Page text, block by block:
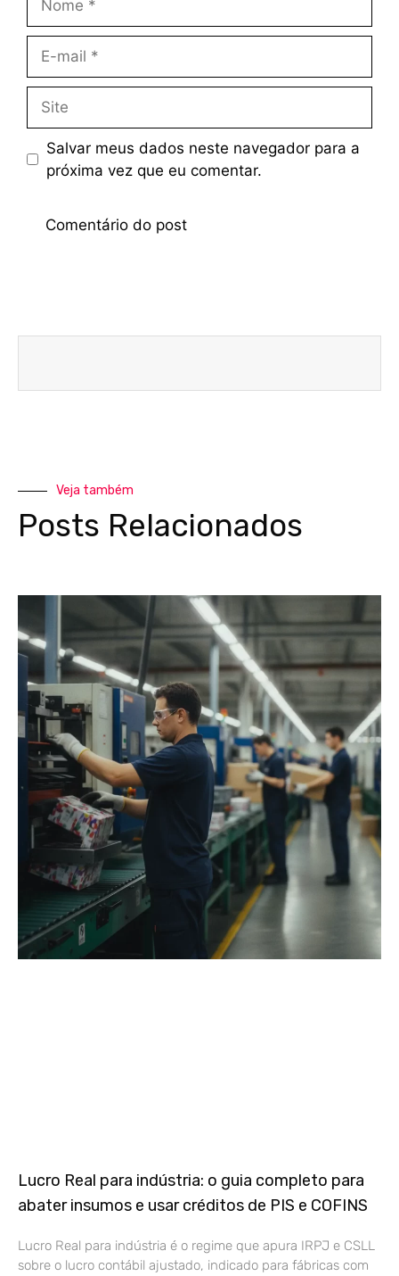
Salvar meus dados neste navegador para a
próxima vez que eu comentar.
Veja também
Posts Relacionados
Lucro Real para indústria: o guia completo para
abater insumos e usar créditos de PIS e COFINS
Lucro Real para indústria é o regime que apura IRPJ e CSLL
sobre o lucro contábil ajustado, indicado para fábricas com